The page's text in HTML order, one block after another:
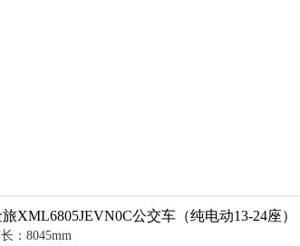
XML6805JEVN0C公交车（纯电动13-24座）
：8045mm